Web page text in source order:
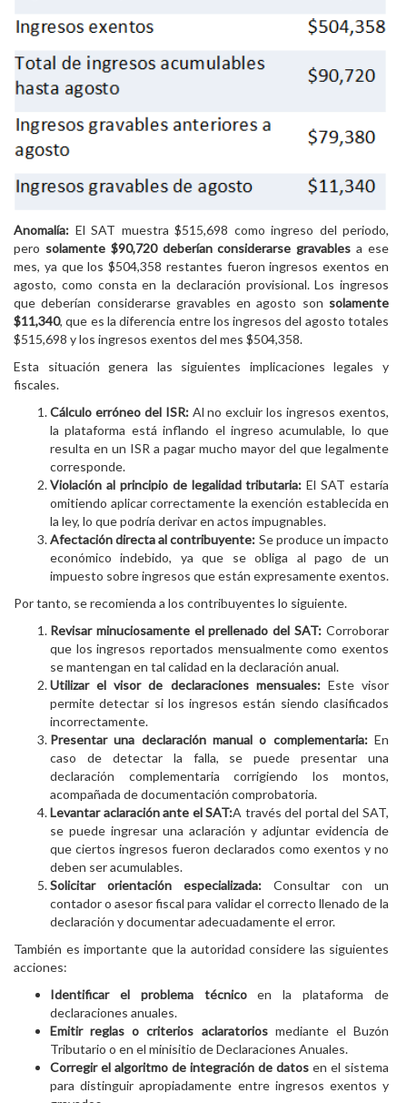
Anomalía: El SAT muestra $515,698 como ingreso del periodo,
pero solamente $90,720 deberían considerarse gravables a ese
mes, ya que los $504,358 restantes fueron ingresos exentos en
agosto, como consta en la declaración provisional. Los ingresos
que deberían considerarse gravables en agosto son solamente
$11,340, que es la diferencia entre los ingresos del agosto totales
$515,698 y los ingresos exentos del mes $504,358.
Esta situación genera las siguientes implicaciones legales y
fiscales.
Cálculo erróneo del ISR: Al no excluir los ingresos exentos,
la plataforma está inflando el ingreso acumulable, lo que
resulta en un ISR a pagar mucho mayor del que legalmente
corresponde.
Violación al principio de legalidad tributaria:El SAT estaría
omitiendo aplicar correctamente la exención establecida en
la ley, lo que podría derivar en actos impugnables.
Afectación directa al contribuyente: Se produce un impacto
económico indebido, ya que se obliga al pago de un
impuesto sobre ingresos que están expresamente exentos.
Por tanto, se recomienda a los contribuyentes lo siguiente.
Revisar minuciosamente el prellenado del SAT: Corroborar
que los ingresos reportados mensualmente como exentos
se mantengan en tal calidad en la declaración anual.
Utilizar el visor de declaraciones mensuales: Este visor
permite detectar si los ingresos están siendo clasificados
incorrectamente.
Presentar una declaración manual o complementaria: En
caso de detectar la falla, se puede presentar una
declaración complementaria corrigiendo los montos,
acompañada de documentación comprobatoria.
Levantar aclaración ante el SAT:A través del portal del SAT,
se puede ingresar una aclaración y adjuntar evidencia de
que ciertos ingresos fueron declarados como exentos y no
deben ser acumulables.
Solicitar orientación especializada: Consultar con un
contador o asesor fiscal para validar el correcto llenado de la
declaración y documentar adecuadamente el error.
También es importante que la autoridad considere las siguientes
acciones:
Identificar el problema técnicoen la plataforma de
declaraciones anuales.
Emitir reglas o criterios aclaratoriosmediante el Buzón
Tributario o en el minisitio de Declaraciones Anuales.
Corregir el algoritmo de integración de datos en el sistema
para distinguir apropiadamente entre ingresos exentos y